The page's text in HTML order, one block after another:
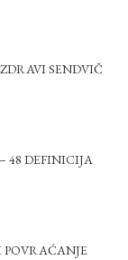
SENDVIČ
48 DEFINICIJA
POVRAĆANJE